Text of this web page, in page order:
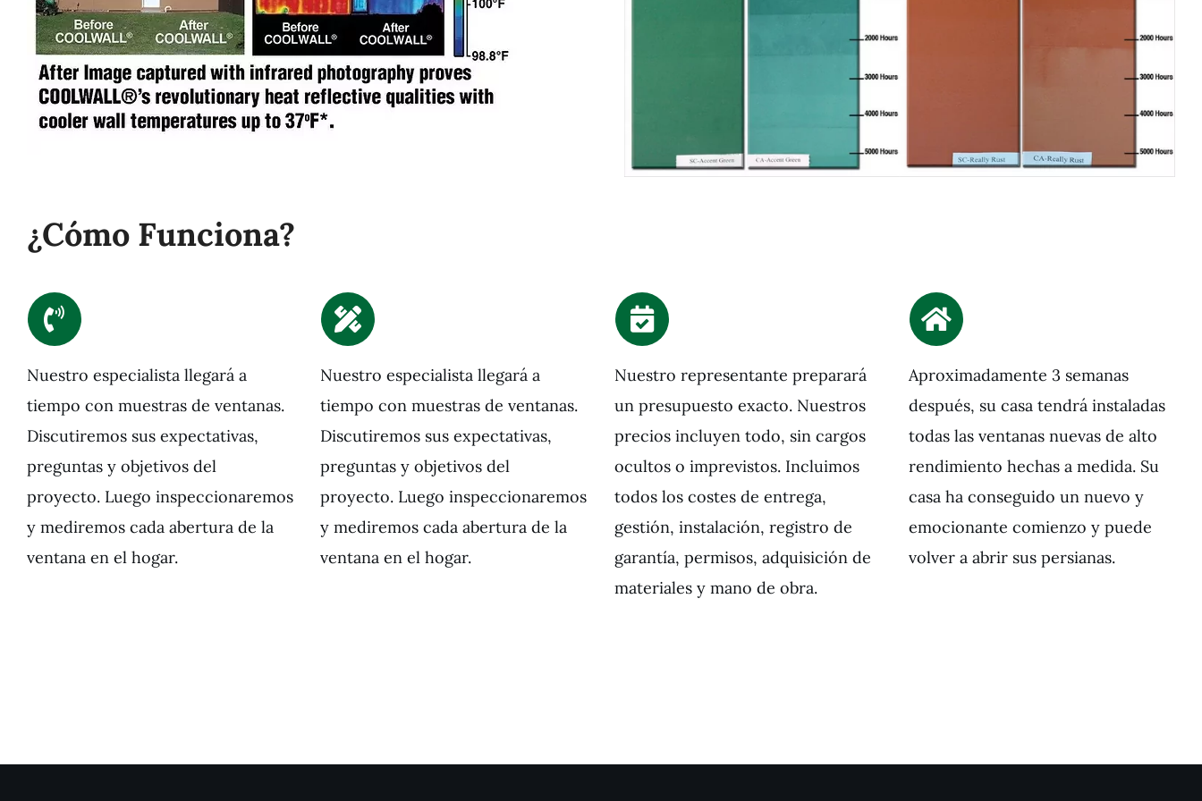
¿Cómo Funciona?
Nuestro especialista llegará a
tiempo con muestras de ventanas.
Discutiremos sus expectativas,
preguntas y objetivos del
proyecto. Luego inspeccionaremos
y mediremos cada abertura de la
ventana en el hogar.
Nuestro especialista llegará a
tiempo con muestras de ventanas.
Discutiremos sus expectativas,
preguntas y objetivos del
proyecto. Luego inspeccionaremos
y mediremos cada abertura de la
ventana en el hogar.
Nuestro representante preparará
un presupuesto exacto. Nuestros
precios incluyen todo, sin cargos
ocultos o imprevistos. Incluimos
todos los costes de entrega,
gestión, instalación, registro de
garantía, permisos, adquisición de
materiales y mano de obra.
Aproximadamente 3 semanas
después, su casa tendrá instaladas
todas las ventanas nuevas de alto
rendimiento hechas a medida. Su
casa ha conseguido un nuevo y
emocionante comienzo y puede
volver a abrir sus persianas.